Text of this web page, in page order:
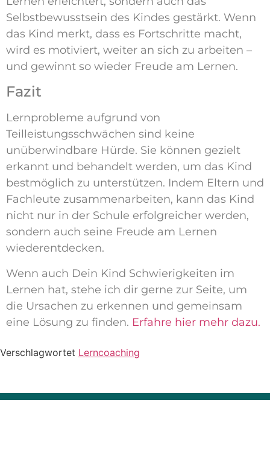
Selbstbewusstsein des Kindes gestärkt. Wenn
das Kind merkt, dass es Fortschritte macht,
wird es motiviert, weiter an sich zu arbeiten –
und gewinnt so wieder Freude am Lernen.
Fazit
Lernprobleme aufgrund von
Teilleistungsschwächen sind keine
unüberwindbare Hürde. Sie können gezielt
erkannt und behandelt werden, um das Kind
bestmöglich zu unterstützen. Indem Eltern und
Fachleute zusammenarbeiten, kann das Kind
nicht nur in der Schule erfolgreicher werden,
sondern auch seine Freude am Lernen
wiederentdecken.
Wenn auch Dein Kind Schwierigkeiten im
Lernen hat, stehe ich dir gerne zur Seite, um
die Ursachen zu erkennen und gemeinsam
eine Lösung zu finden. Erfahre hier mehr dazu.
Verschlagwortet Lerncoaching